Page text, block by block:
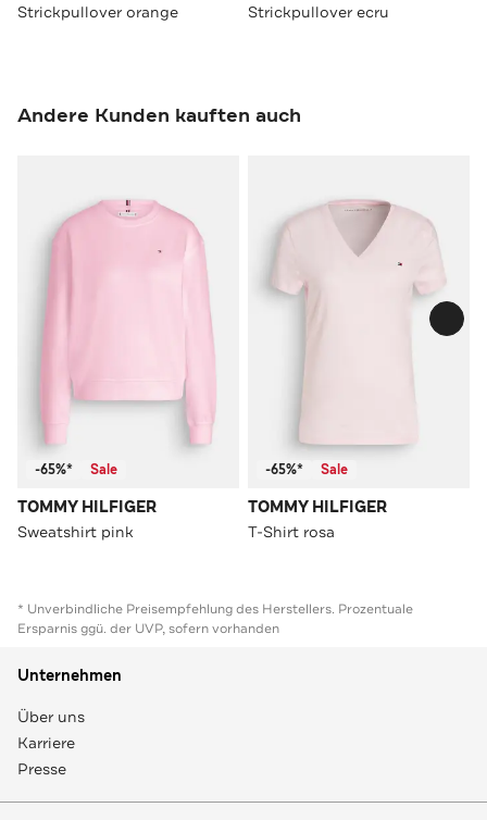
Strickpullover orange Strickpullover ecru
Andere Kunden kauften auch
-65%* Sale
TOMMY HILFIGER
Sweatshirt pink
-65%* Sale
TOMMY HILFIGER
T-Shirt rosa
* Unverbindliche Preisempfehlung des Herstellers. Prozentuale
Ersparnis ggü. der UVP, sofern vorhanden
Unternehmen
Über uns
Karriere
Presse